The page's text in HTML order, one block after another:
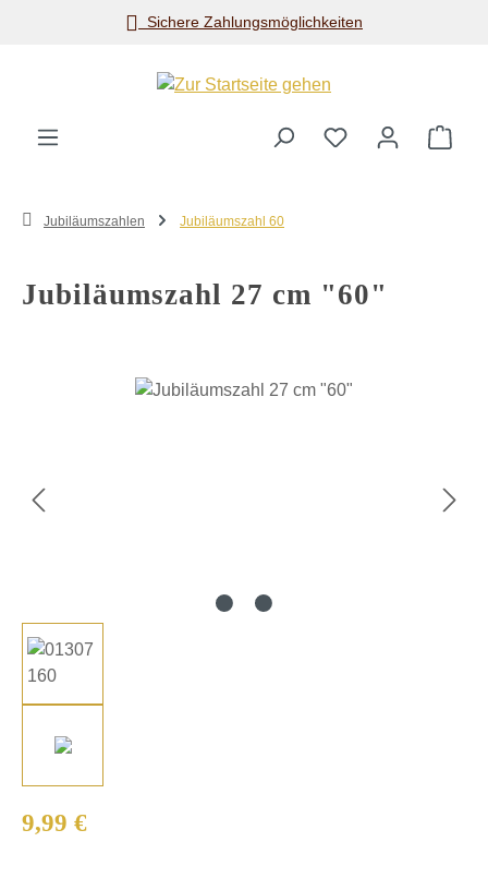
Zum Hauptinhalt springenSichere Zahlungsmöglichkeiten
Jubiläumszahlen Jubiläumszahl 60
Jubiläumszahl 27 cm "60"
Bildergalerie überspringen
Regulärer Preis:
9,99 €